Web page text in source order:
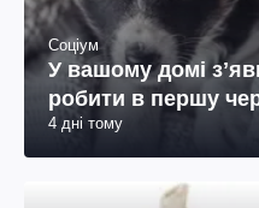
Соціум
У вашому домі
робити в першу
4 дні тому